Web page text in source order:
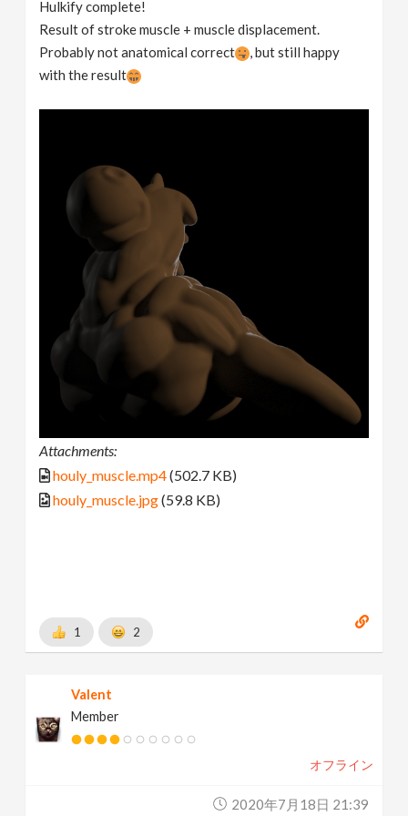
Hulkify complete!
Result of stroke muscle + muscle displacement.
Probably not anatomical correct
, but still happy
with the result
Attachments:
houly_muscle.mp4(502.7 KB)
houly_muscle.jpg(59.8 KB)
1 2
Valent
Member
オフライン
2020年7月18日 21:39